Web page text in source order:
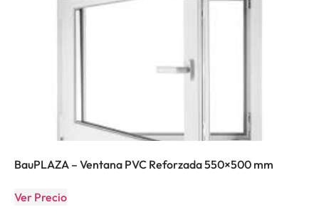
BauPLAZA – Ventana PVC Reforzada 550×500 mm
Ver Precio